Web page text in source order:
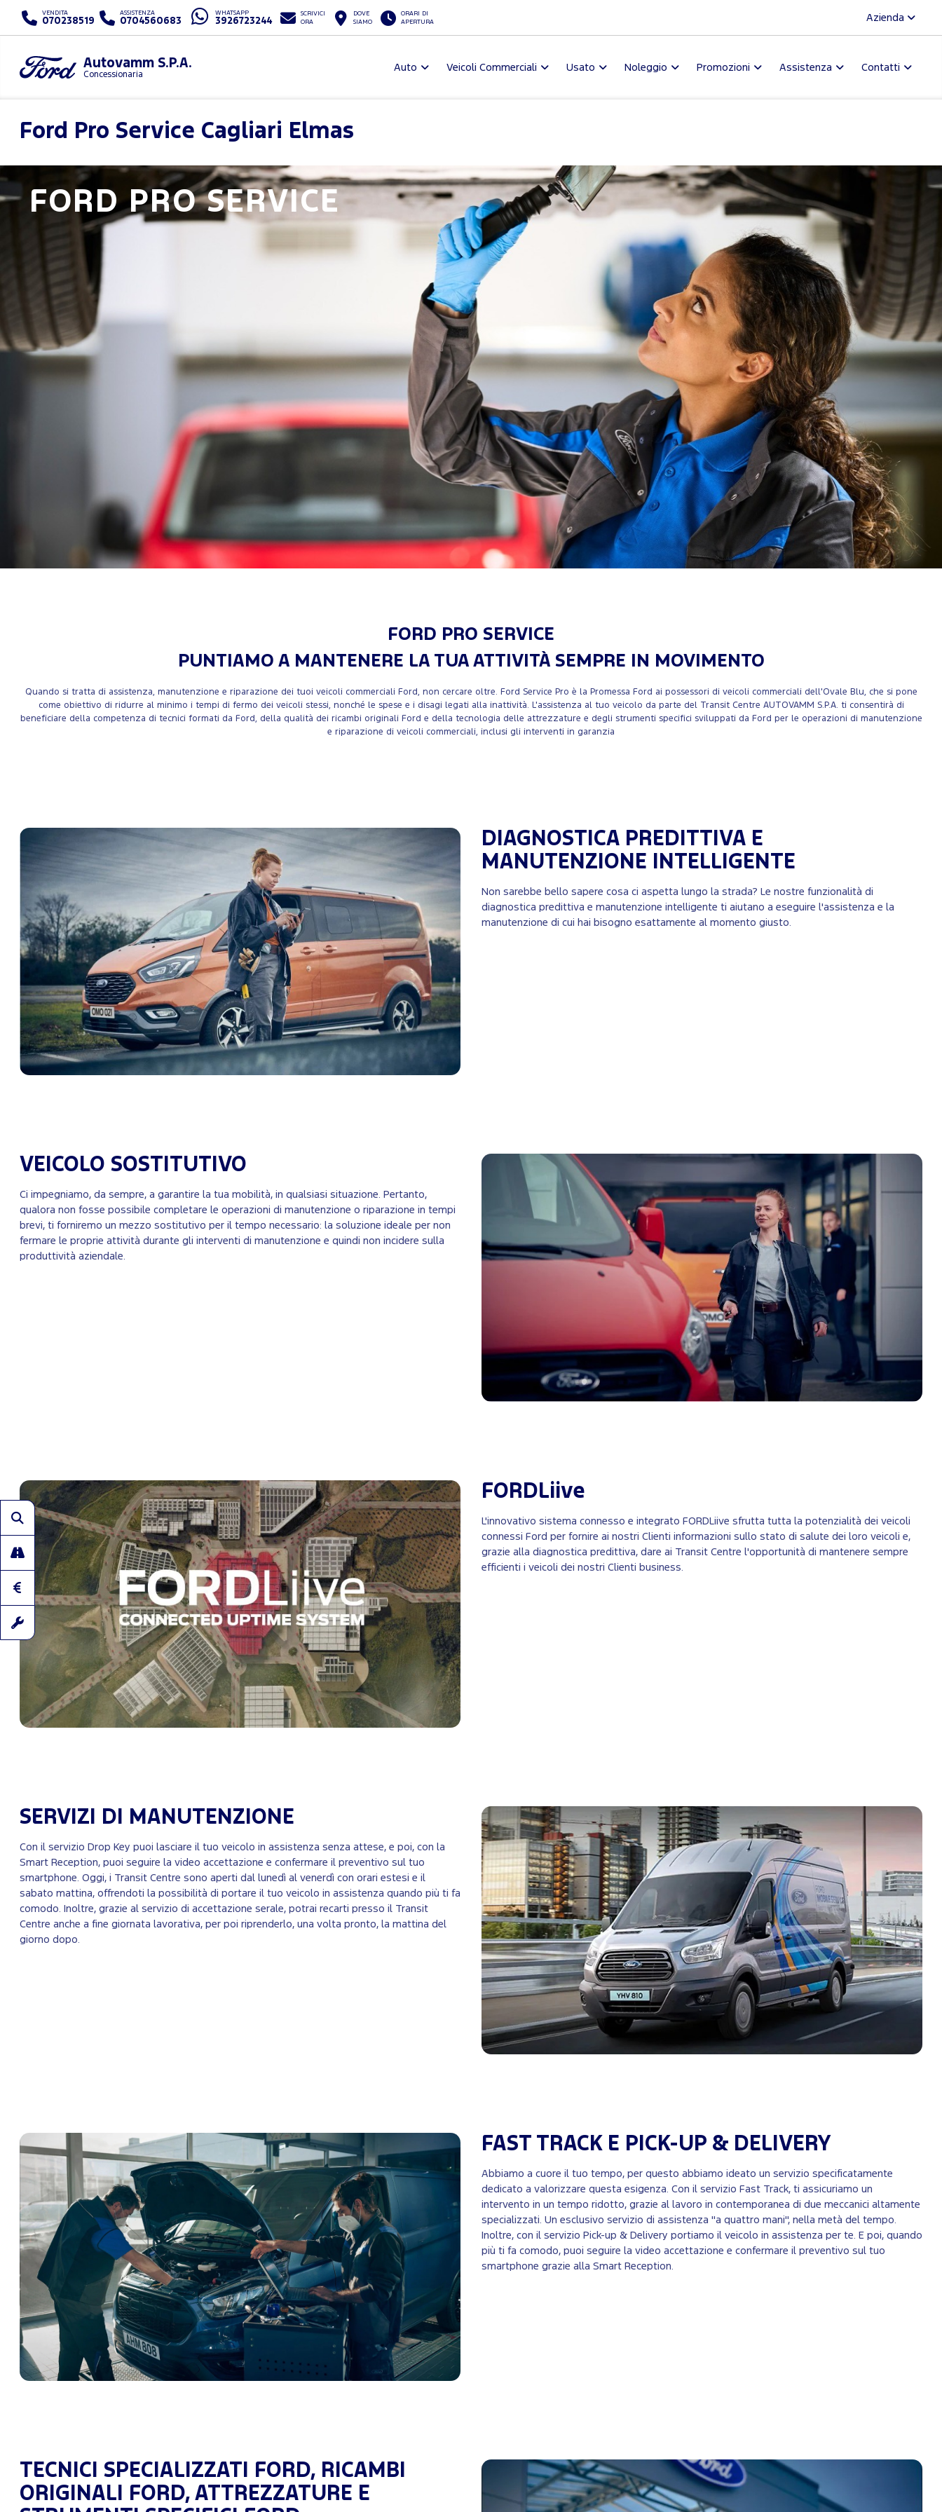
VENDITA
070238519
ASSISTENZA
0704560683
WHATSAPP
3926723244
SCRIVICI
ORA
DOVE
SIAMO
ORARI DI
APERTURA
Azienda
Autovamm S.P.A.
Concessionaria
Auto Veicoli Commerciali Usato Noleggio Promozioni Assistenza Contatti
Ford Pro Service Cagliari Elmas
FORD PRO SERVICE
FORD PRO SERVICE
PUNTIAMO A MANTENERE LA TUA ATTIVITÀ SEMPRE IN MOVIMENTO
Quando si tratta di assistenza, manutenzione e riparazione dei tuoi veicoli commerciali Ford, non cercare oltre. Ford Service Pro è la Promessa Ford ai possessori di veicoli commerciali dell'Ovale Blu, che si pone
come obiettivo di ridurre al minimo i tempi di fermo dei veicoli stessi, nonché le spese e i disagi legati alla inattività. L'assistenza al tuo veicolo da parte del Transit Centre AUTOVAMM S.P.A. ti consentirà di
beneficiare della competenza di tecnici formati da Ford, della qualità dei ricambi originali Ford e della tecnologia delle attrezzature e degli strumenti specifici sviluppati da Ford per le operazioni di manutenzione
e riparazione di veicoli commerciali, inclusi gli interventi in garanzia
DIAGNOSTICA PREDITTIVA E
MANUTENZIONE INTELLIGENTE
Non sarebbe bello sapere cosa ci aspetta lungo la strada? Le nostre funzionalità di
diagnostica predittiva e manutenzione intelligente ti aiutano a eseguire l'assistenza e la
manutenzione di cui hai bisogno esattamente al momento giusto.
VEICOLO SOSTITUTIVO
Ci impegniamo, da sempre, a garantire la tua mobilità, in qualsiasi situazione. Pertanto,
qualora non fosse possibile completare le operazioni di manutenzione o riparazione in tempi
brevi, ti forniremo un mezzo sostitutivo per il tempo necessario: la soluzione ideale per non
fermare le proprie attività durante gli interventi di manutenzione e quindi non incidere sulla
produttività aziendale.
FORDLiive
L'innovativo sistema connesso e integrato FORDLiive sfrutta tutta la potenzialità dei veicoli
connessi Ford per fornire ai nostri Clienti informazioni sullo stato di salute dei loro veicoli e,
grazie alla diagnostica predittiva, dare ai Transit Centre l'opportunità di mantenere sempre
efficienti i veicoli dei nostri Clienti business.
SERVIZI DI MANUTENZIONE
Con il servizio Drop Key puoi lasciare il tuo veicolo in assistenza senza attese, e poi, con la
Smart Reception, puoi seguire la video accettazione e confermare il preventivo sul tuo
smartphone. Oggi, i Transit Centre sono aperti dal lunedì al venerdì con orari estesi e il
sabato mattina, offrendoti la possibilità di portare il tuo veicolo in assistenza quando più ti fa
comodo. Inoltre, grazie al servizio di accettazione serale, potrai recarti presso il Transit
Centre anche a fine giornata lavorativa, per poi riprenderlo, una volta pronto, la mattina del
giorno dopo.
FAST TRACK E PICK-UP & DELIVERY
Abbiamo a cuore il tuo tempo, per questo abbiamo ideato un servizio specificatamente
dedicato a valorizzare questa esigenza. Con il servizio Fast Track, ti assicuriamo un
intervento in un tempo ridotto, grazie al lavoro in contemporanea di due meccanici altamente
specializzati. Un esclusivo servizio di assistenza "a quattro mani", nella metà del tempo.
Inoltre, con il servizio Pick-up & Delivery portiamo il veicolo in assistenza per te. E poi, quando
più ti fa comodo, puoi seguire la video accettazione e confermare il preventivo sul tuo
smartphone grazie alla Smart Reception.
TECNICI SPECIALIZZATI FORD, RICAMBI
ORIGINALI FORD, ATTREZZATURE E